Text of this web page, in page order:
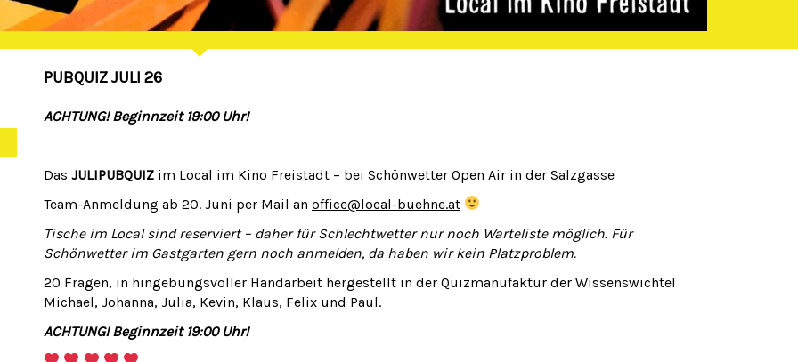
PUBQUIZ JULI 26
ACHTUNG! Beginnzeit 19:00 Uhr!
Das JULIPUBQUIZ im Local im Kino Freistadt – bei Schönwetter Open Air in der Salzgasse
Team-Anmeldung ab 20. Juni per Mail an office@local-buehne.at
Tische im Local sind reserviert – daher für Schlechtwetter nur noch Warteliste möglich. Für
Schönwetter im Gastgarten gern noch anmelden, da haben wir kein Platzproblem.
20 Fragen, in hingebungsvoller Handarbeit hergestellt in der Quizmanufaktur der Wissenswichtel
Michael, Johanna, Julia, Kevin, Klaus, Felix und Paul.
ACHTUNG! Beginnzeit 19:00 Uhr!